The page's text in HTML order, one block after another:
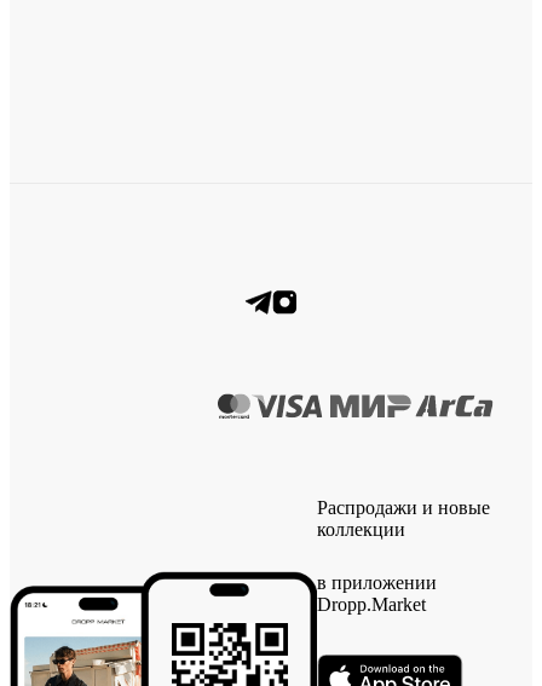
Распродажи и новые
коллекции
в приложении
Dropp.Market